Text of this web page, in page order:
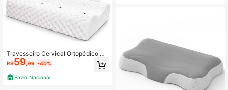
Travesseiro Cervical Ortopédico M
agnético premium
R$59 ,99 -40%
Envio Nacional
do, Fronha Removível